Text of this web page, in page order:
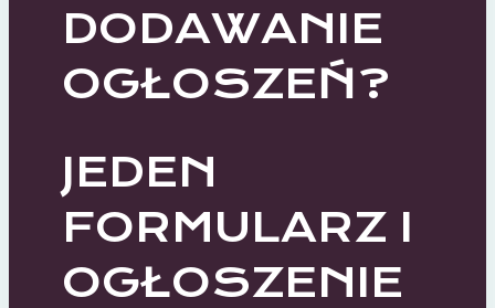
DODAWANIE
OGŁOSZEŃ?
JEDEN
FORMULARZ I
OGŁOSZENIE